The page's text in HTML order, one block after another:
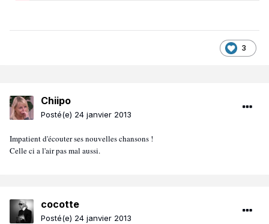
3
Chiipo
Posté(e) 24 janvier 2013
Impatient d'écouter ses nouvelles chansons !
Celle ci a l'air pas mal aussi.
cocotte
Posté(e) 24 janvier 2013